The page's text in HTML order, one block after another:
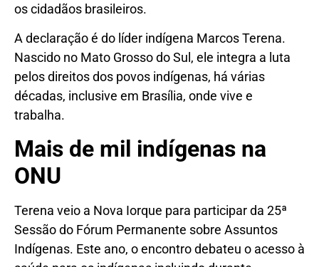
os cidadãos brasileiros.
A declaração é do líder indígena Marcos Terena.
Nascido no Mato Grosso do Sul, ele integra a luta
pelos direitos dos povos indígenas, há várias
décadas, inclusive em Brasília, onde vive e
trabalha.
Mais de mil indígenas na
ONU
Terena veio a Nova Iorque para participar da 25ª
Sessão do Fórum Permanente sobre Assuntos
Indígenas. Este ano, o encontro debateu o acesso à